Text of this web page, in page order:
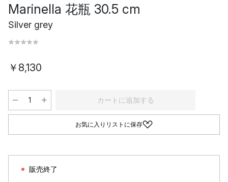
Marinella 花瓶 30.5 cm
Silver grey
￥8,130
カートに追加する
お気に入りリストに保存
販売終了